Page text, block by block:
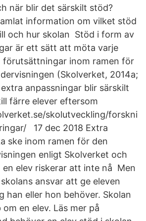
när blir det särskilt stöd?
information om vilket stöd
och hur skolan Stöd i form av
är ett sätt att möta varje
förutsättningar inom ramen för
(Skolverket, 2014a;
anpassningar blir särskilt
färre elever eftersom
skolutveckling/forskni
17 dec 2018 Extra
ske inom ramen för den
enligt Skolverket och
en elev riskerar att inte nå Men
ansvar att ge eleven
han eller hon behöver. Skolan
en elev. Läs mer på